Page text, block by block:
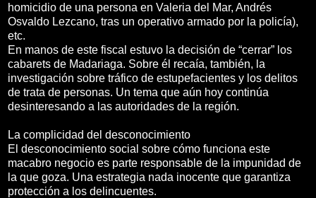
homicidio de una persona en Valeria del Mar, Andrés
Osvaldo Lezcano, tras un operativo armado por la policía),
etc.
En manos de este fiscal estuvo la decisión de “cerrar” los
cabarets de Madariaga. Sobre él recaía, también, la
investigación sobre tráfico de estupefacientes y los delitos
de trata de personas. Un tema que aún hoy continúa
desinteresando a las autoridades de la región.
La complicidad del desconocimiento
El desconocimiento social sobre cómo funciona este
macabro negocio es parte responsable de la impunidad de
la que goza. Una estrategia nada inocente que garantiza
protección a los delincuentes.